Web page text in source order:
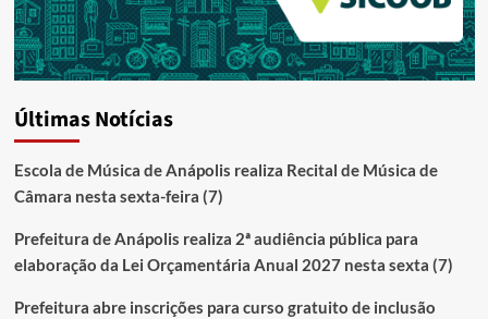
Últimas Notícias
Escola de Música de Anápolis realiza Recital de Música de
Câmara nesta sexta-feira (7)
Prefeitura de Anápolis realiza 2ª audiência pública para
elaboração da Lei Orçamentária Anual 2027 nesta sexta (7)
Prefeitura abre inscrições para curso gratuito de inclusão